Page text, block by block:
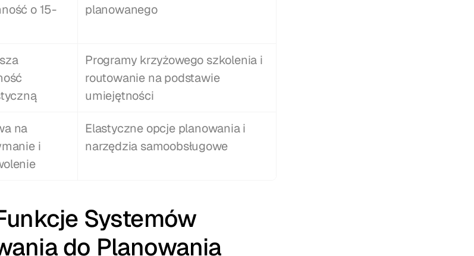
o 15-
planowanego
Programy krzyżowego szkolenia i
routowanie na podstawie
umiejętności
na
i
Elastyczne opcje planowania i
narzędzia samoobsługowe
Systemów
do Planowania